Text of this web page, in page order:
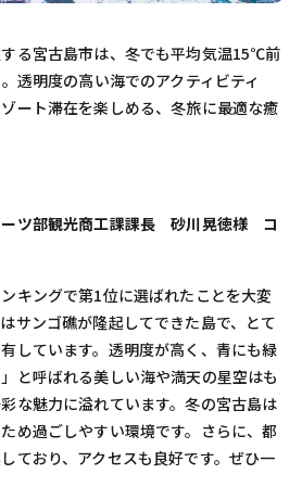
る宮古島市は、冬でも平均気温15℃前
透明度の高い海でのアクティビティ
ート滞在を楽しめる、冬旅に最適な癒
ツ部観光商工課課長 砂川晃徳様 コ
キングで第1位に選ばれたことを大変
サンゴ礁が隆起してできた島で、とて
しています。透明度が高く、青にも緑
と呼ばれる美しい海や満天の星空はも
な魅力に溢れています。冬の宮古島は
め過ごしやすい環境です。さらに、都
ており、アクセスも良好です。ぜひ一